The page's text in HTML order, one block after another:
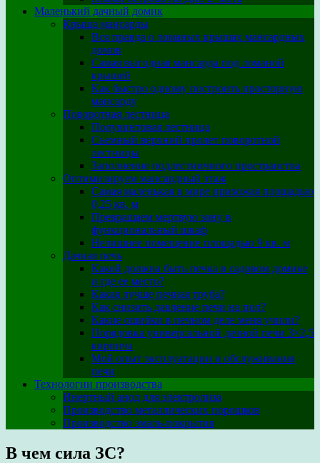
Маленький дачный домик
Крыша мансарды
Вся правда о ломаных крышах мансардных
домов
Самая выгодная мансарда под ломаной
крышей
Как быстро одному построить просторную
мансарду
Поворотная лестница
Полувинтовая лестница
Съемный верхний пролет поворотной
лестницы
Заполнение подлестничного пространства
Оптимизируем мансардный этаж
Самая маленькая в мире прихожая площадью
0,25 кв. м
Превращаем мертвую зону в
функциональный шкаф
Нелишнее помещение площадью 9 кв. м
Дачная печь
Какой должна быть печка в садовом домике
и где ее место?
Какая лучше печная труба?
Как снизить давление печи на пол?
Какие ошибки в печном деле меня учили?
Порядовка универсальной дачной печи 3×2,5
кирпича
Мой опыт эксплуатации и обслуживания
печи
Технологии производства
Инертный анод для электролиза
Производство металлических порошков
Производство эмаль-покрытия
В чем сила ЗС?